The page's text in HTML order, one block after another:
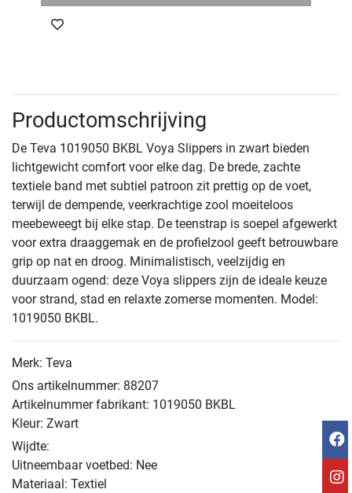
Productomschrijving
De Teva 1019050 BKBL Voya Slippers in zwart bieden
lichtgewicht comfort voor elke dag. De brede, zachte
textiele band met subtiel patroon zit prettig op de voet,
terwijl de dempende, veerkrachtige zool moeiteloos
meebeweegt bij elke stap. De teenstrap is soepel afgewerkt
voor extra draaggemak en de profielzool geeft betrouwbare
grip op nat en droog. Minimalistisch, veelzijdig en
duurzaam ogend: deze Voya slippers zijn de ideale keuze
voor strand, stad en relaxte zomerse momenten. Model:
1019050 BKBL.
Merk: Teva
Ons artikelnummer: 88207
Artikelnummer fabrikant: 1019050 BKBL
Kleur: Zwart
Wijdte:
Uitneembaar voetbed: Nee
Materiaal: Textiel